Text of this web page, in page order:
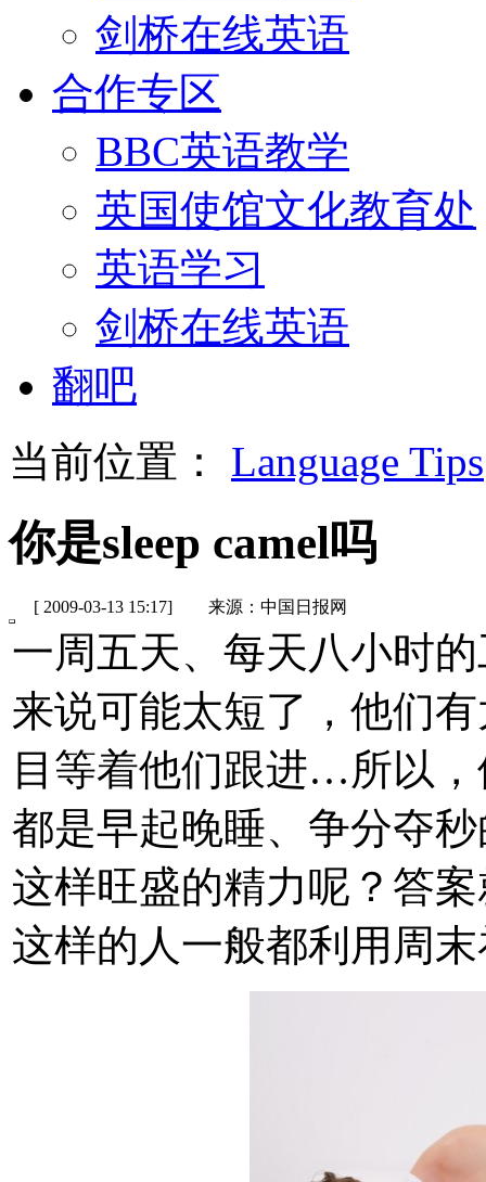
剑桥在线英语
合作专区
BBC英语教学
英国使馆文化教育处
英语学习
剑桥在线英语
翻吧
当前位置： Language Tips
你是sleep camel吗
[ 2009-03-13 15:17] 来源：中国日报网
一周五天、每天八小时
来说可能太短了，他们
目等着他们跟进…所以
都是早起晚睡、争分夺
这样旺盛的精力呢？答案
这样的人一般都利用周